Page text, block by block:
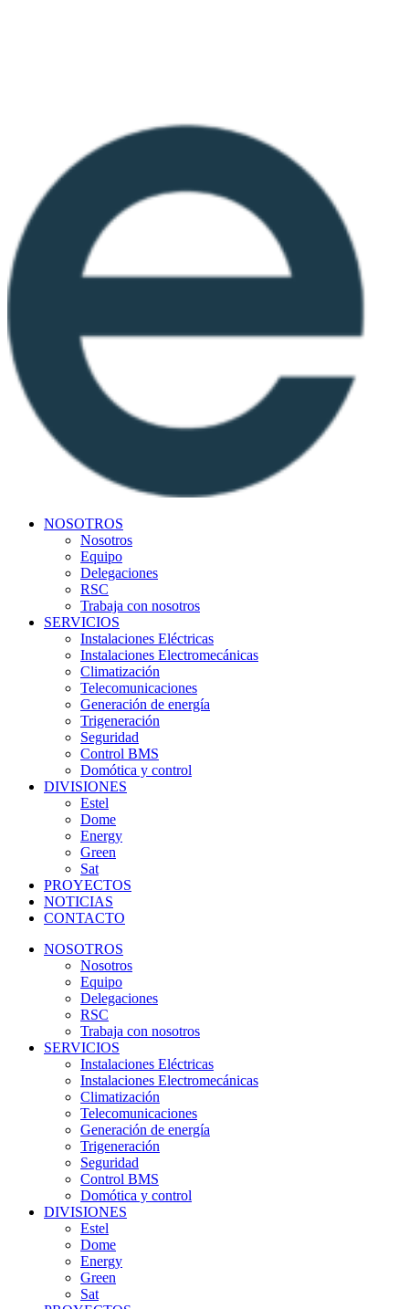
NOSOTROS
Nosotros
Equipo
Delegaciones
RSC
Trabaja con nosotros
SERVICIOS
Instalaciones Eléctricas
Instalaciones Electromecánicas
Climatización
Telecomunicaciones
Generación de energía
Trigeneración
Seguridad
Control BMS
Domótica y control
DIVISIONES
Estel
Dome
Energy
Green
Sat
PROYECTOS
NOTICIAS
CONTACTO
NOSOTROS
Nosotros
Equipo
Delegaciones
RSC
Trabaja con nosotros
SERVICIOS
Instalaciones Eléctricas
Instalaciones Electromecánicas
Climatización
Telecomunicaciones
Generación de energía
Trigeneración
Seguridad
Control BMS
Domótica y control
DIVISIONES
Estel
Dome
Energy
Green
Sat